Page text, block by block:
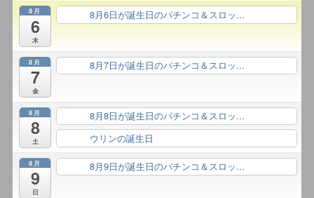
8月
6
木
8月6日が誕生日のパチンコ＆スロッ...
8月
7
金
8月7日が誕生日のパチンコ＆スロッ...
8月
8
土
8月8日が誕生日のパチンコ＆スロッ...
ウリンの誕生日
8月
9
日
8月9日が誕生日のパチンコ＆スロッ...